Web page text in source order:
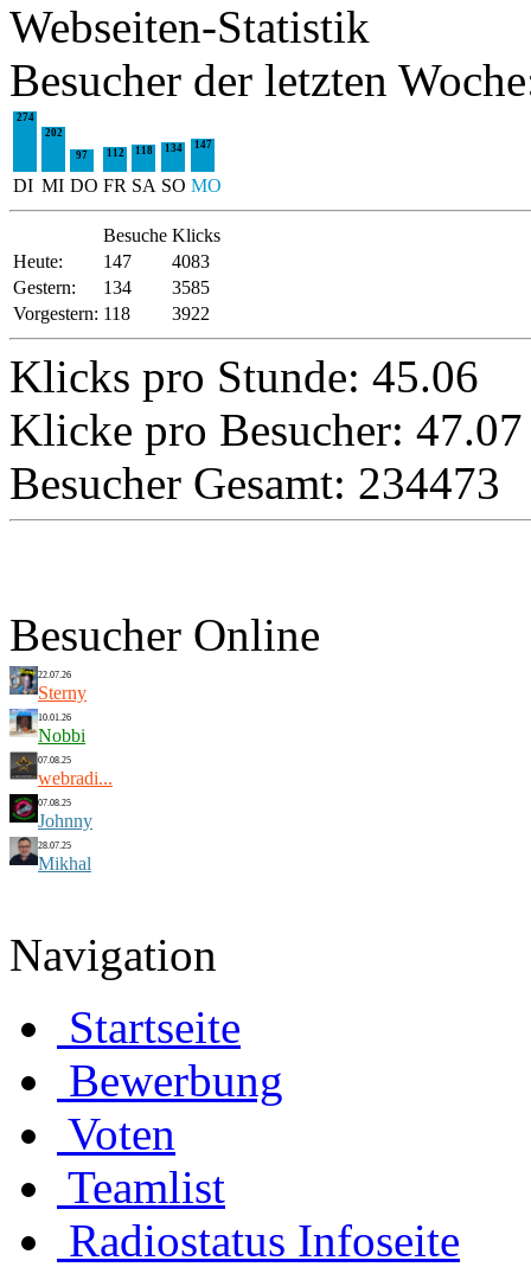
Webseiten-Statistik
Besucher der letzten
274
202
97
112 118 134 147
DI MI DO FR SA SO MO
Besuche Klicks
Heute:
147
4083
Gestern:
134
3585
Vorgestern: 118 3922
Klicks pro Stunde: 45.06
Klicke pro Besucher: 47.07
Besucher Gesamt: 234473
Besucher Online
22.07.26
Sterny
10.01.26
Nobbi
07.08.25
webradi...
07.08.25
Johnny
28.07.25
Mikhal
Navigation
Startseite
Bewerbung
Voten
Teamlist
Radiostatus Infoseite